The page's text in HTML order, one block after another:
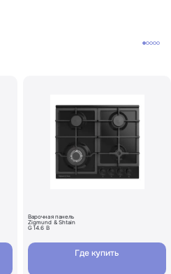
Варочная панель
Zigmund & Shtain
G 14.6 B
Где купить